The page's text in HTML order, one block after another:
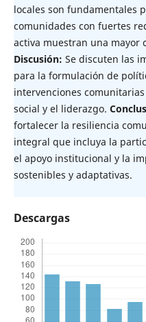
locales son fundamentales
comunidades con fuertes
activa muestran una mayor
Discusión: Se discuten las
para la formulación de
intervenciones
social y el liderazgo.
fortalecer la resiliencia
integral que incluya la
el apoyo institucional y la
sostenibles y adaptativas.
Descargas